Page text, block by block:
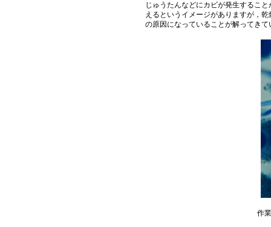
じゅうたんなどにカビが発生するこ
えるというイメージがありますが，
の原因になっていることが解ってきて
作